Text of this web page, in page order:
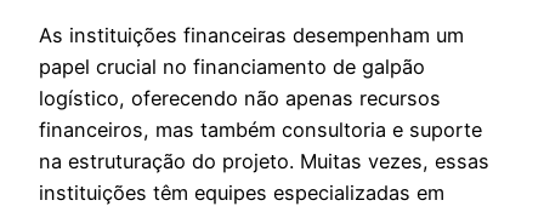
As instituições financeiras desempenham um
papel crucial no financiamento de galpão
logístico, oferecendo não apenas recursos
financeiros, mas também consultoria e suporte
na estruturação do projeto. Muitas vezes, essas
instituições têm equipes especializadas em